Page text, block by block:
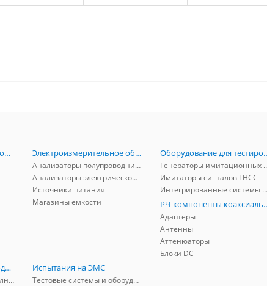
Радиоизмерительное оборудование
Электроизмерительное оборудование
Анализаторы полупроводников
Анализаторы электрической мощности
Источники питания
Магазины емкости
Оборудование
Генераторы
Имитаторы сигналов ГНСС
Интегрированные системы защиты от ГНСС-помех
РЧ-
Адаптеры
Антенны
Аттенюаторы
Блоки DC
РЧ-компоненты волноводные
Адаптеры коаксиально-волноводные
Испытания на ЭМС
Тестовые системы и оборудование